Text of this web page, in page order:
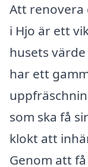
Att renovera
i Hjo är ett
husets
har ett
som ska få
klokt att
Genom att